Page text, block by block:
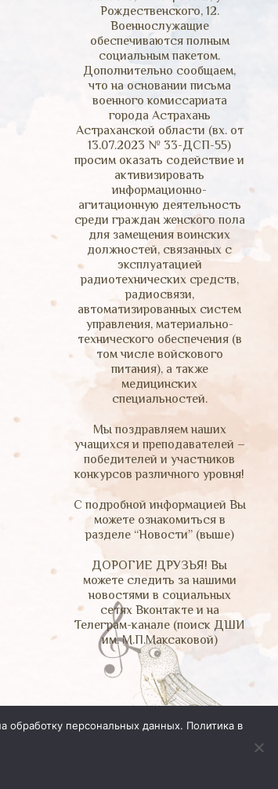
Рождественского, 12.
Военнослужащие
обеспечиваются полным
социальным пакетом.
Дополнительно сообщаем,
что на основании письма
военного комиссариата
города Астрахань
Астраханской области (вх. от
13.07.2023 № 33-ДСП-55)
просим оказать содействие и
активизировать
информационно-
агитационную деятельность
среди граждан женского пола
для замещения воинских
должностей, связанных с
эксплуатацией
радиотехнических средств,
радиосвязи,
автоматизированных систем
управления, материально-
технического обеспечения (в
том числе войскового
питания), а также
медицинских
специальностей.
Мы поздравляем наших
учащихся и преподавателей –
победителей и участников
конкурсов различного уровня!
С подробной информацией Вы
можете ознакомиться в
разделе “Новости” (выше)
ДОРОГИЕ ДРУЗЬЯ! Вы
можете следить за нашими
новостями в социальных
сетях Вконтакте и на
Телеграм-канале (поиск ДШИ
им. М.П.Максаковой)
обработку персональных данных. Политика в